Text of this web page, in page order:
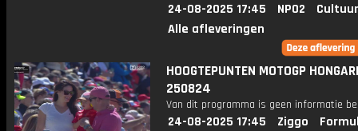
24-08-2025 17:45 NPO2
Alle afleveringen
HOOGTEPUNTEN MOTOGP
250824
Van dit programma is geen informatie
24-08-2025 17:45 Ziggo